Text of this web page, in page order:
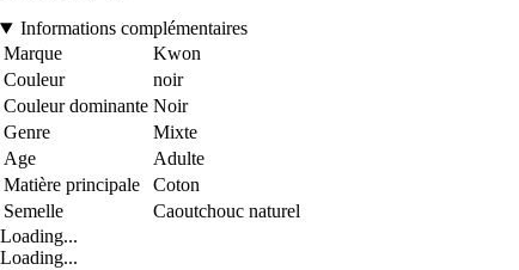
Informations complémentaires
Marque
Kwon
Couleur
noir
Couleur dominante Noir
Genre
Mixte
Age
Adulte
Matière principale
Coton
Semelle
Caoutchouc naturel
Loading...
Loading...